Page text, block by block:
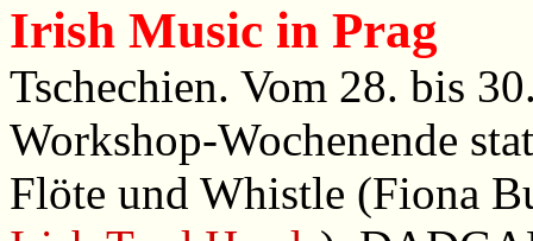
Irish Music in Prag
Tschechien. Vom 28. bis
Workshop-Wochenende
Flöte und Whistle (Fiona